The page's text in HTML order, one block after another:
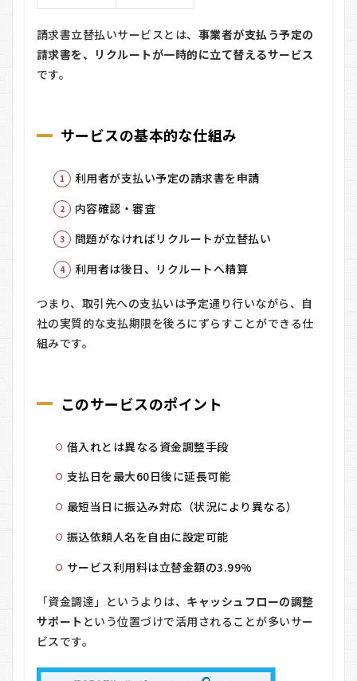
サー
ビス
のポ
① 大
手企
営に
よる
信頼
感
1.4
② 借
入れ
ない
とい
う仕
組み
短当
日振
いう
ード
1.6
込依
名の
が可
能
2
ク
請求書立替払いサービスとは、 事業者が支払う予定の
請求書を、リクルートが一時的に立て替えるサービス
です。
サービスの基本的な仕組み
利用者が支払い予定の請求書を申請
内容確認・審査
問題がなければリクルートが立替払い
利用者は後日、リクルートへ精算
つまり、取引先への支払いは予定通り行いながら、自
社の実質的な支払期限を後ろにずらすことができる仕
組みです。
このサービスのポイント
借入れとは異なる資金調整手段
支払日を最大60日後に延長可能
最短当日に振込み対応（状況により異なる）
振込依頼人名を自由に設定可能
サービス利用料は立替金額の3.99%
「資金調達」というよりは、 キャッシュフローの調整
サポート という位置づけで活用されることが多いサー
ビスです。